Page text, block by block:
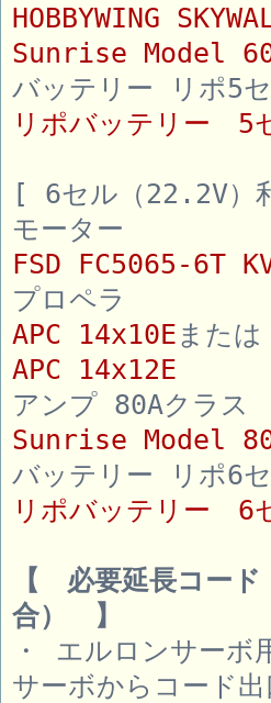
HOBBYWING
Sunrise Model
バッテリー リポ5
リポバッテリー 5
[ 6セル（22.2V）
モーター
FSD FC5065-6T
プロペラ
APC 14x10Eまたは
APC 14x12E
アンプ 80Aクラス
Sunrise Model
バッテリー リポ6
リポバッテリー 6
【 必要延長コード
合） 】
・ エルロンサー
サーボからコード